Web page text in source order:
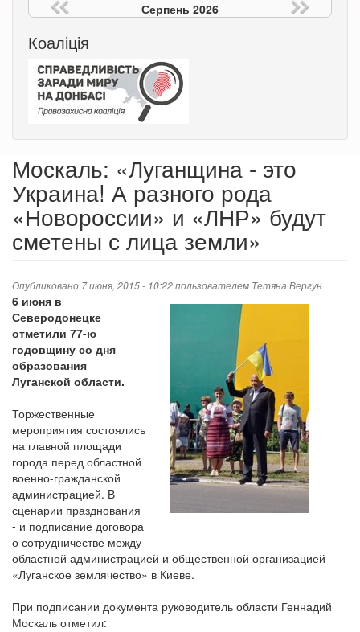
Серпень 2026
Коаліція
Москаль: «Луганщина - это
Украина! А разного рода
«Новороссии» и «ЛНР» будут
сметены с лица земли»
Опубликовано 7 июня, 2015 - 10:22 пользователем Тетяна Вергун
6 июня в
Северодонецке
отметили 77-ю
годовщину со дня
образования
Луганской области.
Торжественные
мероприятия состоялись
на главной площади
города перед областной
военно-гражданской
администрацией. В
сценарии празднования
- и подписание договора
о сотрудничестве между
областной администрацией и общественной организацией
«Луганское землячество» в Киеве.
При подписании документа руководитель области Геннадий
Москаль отметил: